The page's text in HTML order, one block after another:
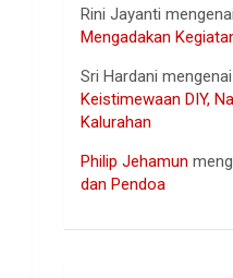
Rini Jayanti
Mengadakan
Sri Hardani
Keistimewaan DIY,
Kalurahan
Philip Jehamun
dan Pendoa